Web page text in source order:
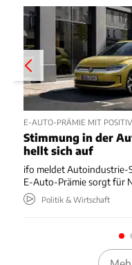
E-AUTO-PRÄMIE MIT
Stimmung in der
hellt sich auf
ifo meldet Autoindustrie-
E-Auto-Prämie sorgt für
Politik & Wirtschaft